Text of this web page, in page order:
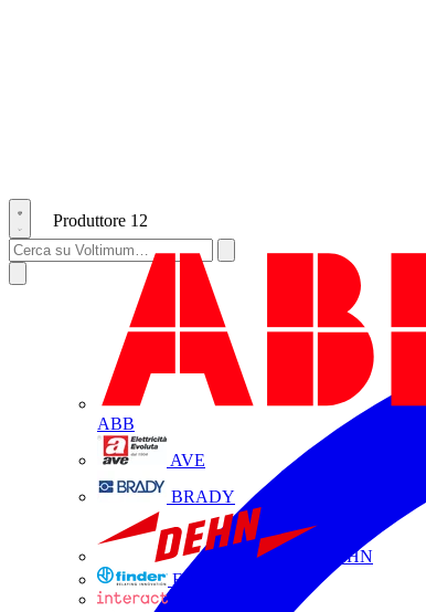
Produttore 12
ABB
AVE
BRADY
DEHN
FINDER